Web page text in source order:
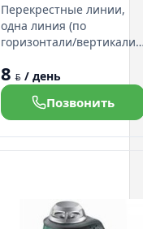
Перекрестные линии,
одна линия (по
горизонтали/вертикали/
отвеса для переноса
точки с пола на потолок.
Широкий рабочий
диапазон до 20 м.
8 BYN / день
Позвонить